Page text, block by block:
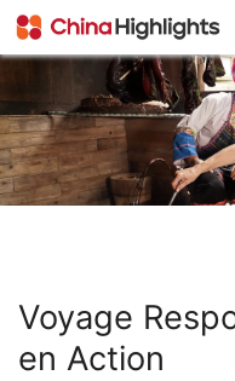
Voyage
en Action